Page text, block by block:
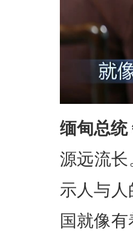
缅甸总统
源远流长
示人与
国就像